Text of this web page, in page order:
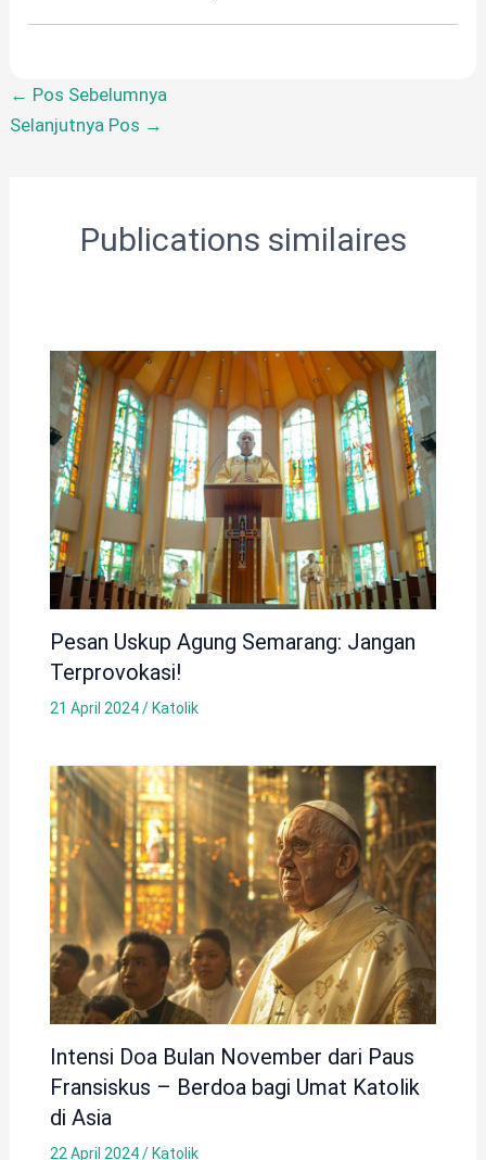
← Pos Sebelumnya
Selanjutnya Pos →
Publications similaires
Pesan Uskup Agung Semarang: Jangan
Terprovokasi!
21 April 2024/ Katolik
Intensi Doa Bulan November dari Paus
Fransiskus – Berdoa bagi Umat Katolik
di Asia
22 April 2024/ Katolik